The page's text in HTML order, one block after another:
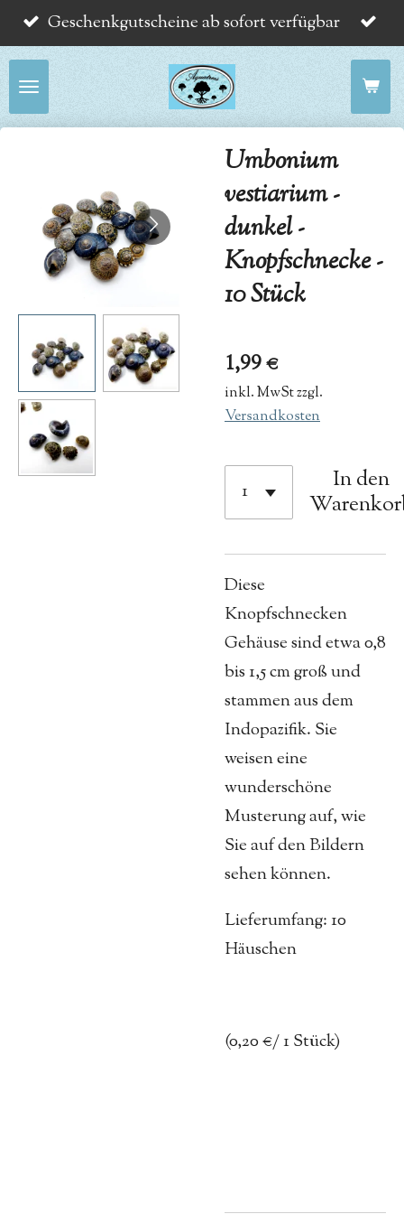
Zum
Hauptinhalt
springen
Geschenkgutscheine ab sofort verfügbar
Umbonium
vestiarium -
dunkel -
Knopfschnecke -
10 Stück
1,99 €
inkl. MwSt zzgl.
Versandkosten
In den
Diese
Knopfschnecken
Gehäuse sind etwa 0,8
bis 1,5 cm groß und
stammen aus dem
Indopazifik. Sie
weisen eine
wunderschöne
Musterung auf, wie
Sie auf den Bildern
sehen können.
Lieferumfang: 10
Häuschen
(0,20 €/ 1 Stück)